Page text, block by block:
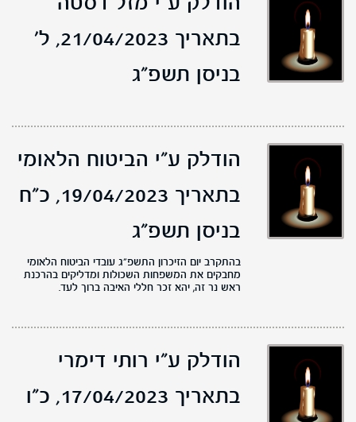
בתאריך 21/04/2023,
ל'
בניסן תשפ"ג
הודלק ע"י הביטוח הלאומי
בתאריך 19/04/2023,
כ"ח
בניסן תשפ"ג
בהתקרב יום הזיכרון התשפ"ג עובדי הביטוח הלאומי
מחבקים את המשפחות השכולות ומדליקים בהרכנת
ראש נר זה, יהא זכר חללי האיבה ברוך לעד.
הודלק ע"י רותי דימרי
בתאריך 17/04/2023,
כ"ו